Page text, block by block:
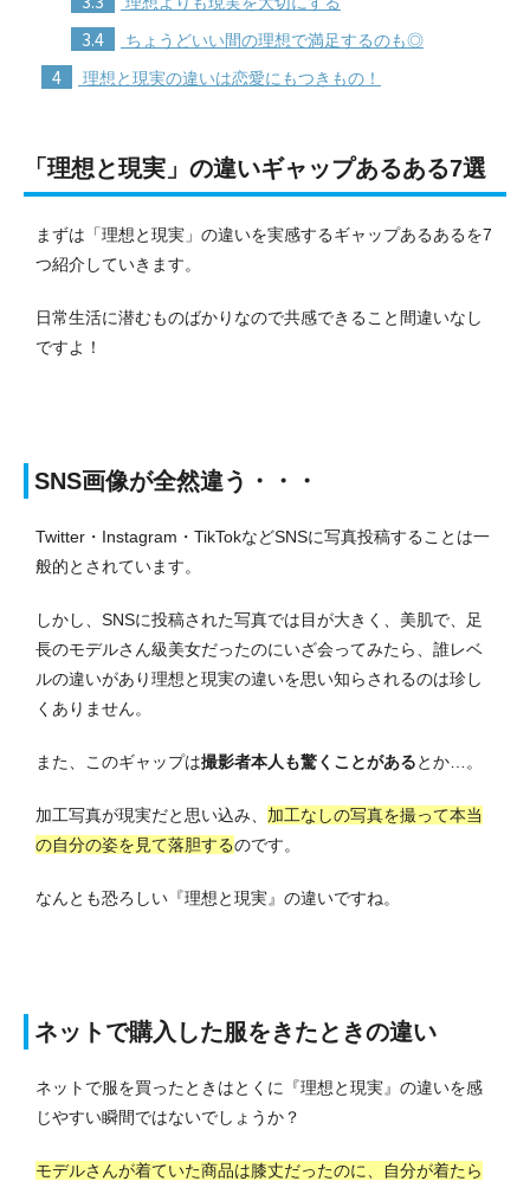
3.4 ちょうどいい間の理想で満足するのも◎
4 理想と現実の違いは恋愛にもつきもの！
「理想と現実」の違いギャップあるある7選
まずは「理想と現実」の違いを実感するギャップあるあるを7
つ紹介していきます。
日常生活に潜むものばかりなので共感できること間違いなし
ですよ！
SNS画像が全然違う・・・
Twitter・Instagram・TikTokなどSNSに写真投稿することは一
般的とされています。
しかし、SNSに投稿された写真では目が大きく、美肌で、足
長のモデルさん級美女だったのにいざ会ってみたら、誰レベ
ルの違いがあり理想と現実の違いを思い知らされるのは珍し
くありません。
また、このギャップは撮影者本人も驚くことがあるとか…。
加工写真が現実だと思い込み、 加工なしの写真を撮って本当
の自分の姿を見て落胆するのです。
なんとも恐ろしい『理想と現実』の違いですね。
ネットで購入した服をきたときの違い
ネットで服を買ったときはとくに『理想と現実』の違いを感
じやすい瞬間ではないでしょうか？
モデルさんが着ていた商品は膝丈だったのに、自分が着たら